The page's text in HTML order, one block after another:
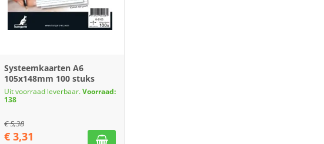
Systeemkaarten A6
105x148mm 100 stuks
Uit voorraad leverbaar.Voorraad:
138
€5,38
€ 3,31